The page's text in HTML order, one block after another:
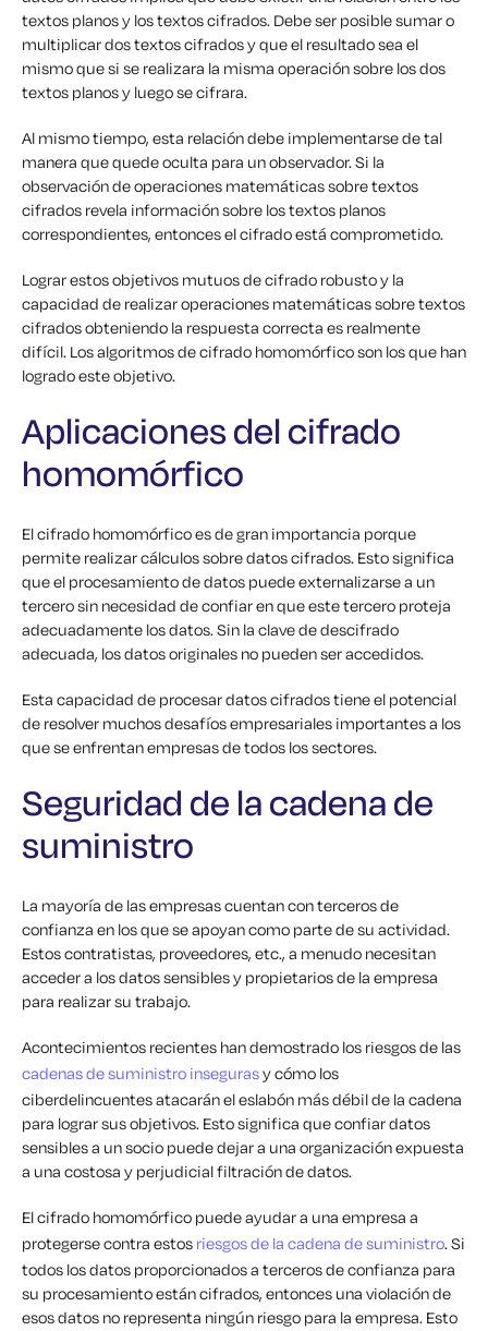
textos planos y los textos cifrados. Debe ser posible sumar o
multiplicar dos textos cifrados y que el resultado sea el
mismo que si se realizara la misma operación sobre los dos
textos planos y luego se cifrara.
Al mismo tiempo, esta relación debe implementarse de tal
manera que quede oculta para un observador. Si la
observación de operaciones matemáticas sobre textos
cifrados revela información sobre los textos planos
correspondientes, entonces el cifrado está comprometido.
Lograr estos objetivos mutuos de cifrado robusto y la
capacidad de realizar operaciones matemáticas sobre textos
cifrados obteniendo la respuesta correcta es realmente
difícil. Los algoritmos de cifrado homomórfico son los que han
logrado este objetivo.
Aplicaciones del cifrado
homomórfico
El cifrado homomórfico es de gran importancia porque
permite realizar cálculos sobre datos cifrados. Esto significa
que el procesamiento de datos puede externalizarse a un
tercero sin necesidad de confiar en que este tercero proteja
adecuadamente los datos. Sin la clave de descifrado
adecuada, los datos originales no pueden ser accedidos.
Esta capacidad de procesar datos cifrados tiene el potencial
de resolver muchos desafíos empresariales importantes a los
que se enfrentan empresas de todos los sectores.
Seguridad de la cadena de
suministro
La mayoría de las empresas cuentan con terceros de
confianza en los que se apoyan como parte de su actividad.
Estos contratistas, proveedores, etc., a menudo necesitan
acceder a los datos sensibles y propietarios de la empresa
para realizar su trabajo.
Acontecimientos recientes han demostrado los riesgos de las
cadenas de suministro insegurasy cómo los
ciberdelincuentes atacarán el eslabón más débil de la cadena
para lograr sus objetivos. Esto significa que confiar datos
sensibles a un socio puede dejar a una organización expuesta
a una costosa y perjudicial filtración de datos.
El cifrado homomórfico puede ayudar a una empresa a
protegerse contra estos riesgos de la cadena de suministro. Si
todos los datos proporcionados a terceros de confianza para
su procesamiento están cifrados, entonces una violación de
esos datos no representa ningún riesgo para la empresa. Esto